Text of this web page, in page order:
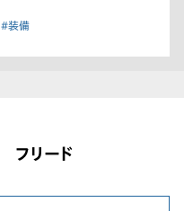
#装備
フリード